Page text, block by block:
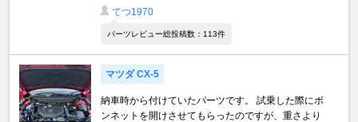
てつ1970
パーツレビュー総投稿数：113件
マツダ CX-5
納車時から付けていたパーツです。 試乗した際にボ
ンネットを開けさせてもらったのですが、重さより